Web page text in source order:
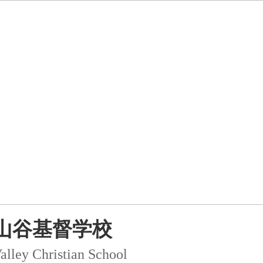
谷基督学校
Christian School